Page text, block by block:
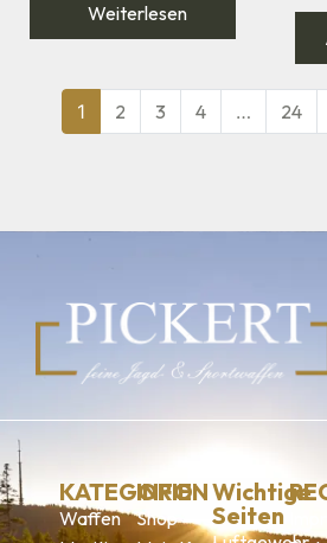
Weiterlesen
1 2 3 4 … 24
KATEGORIEN
Waffen
INFO
Shop
Wichtige
Seiten